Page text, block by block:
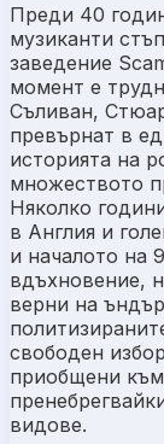
Преди 40
музиканти
заведение
момент е
Съливан,
превърнат в
историята на
множеството
Няколко
в Англия и
и началото на
вдъхновение,
верни на
свободен
приобщени
видове.